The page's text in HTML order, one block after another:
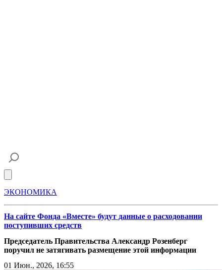
ЭКОНОМИКА
На сайте Фонда «Вместе» будут данные о расходовании
поступивших средств
Председатель Правительства Александр Розенберг
поручил не затягивать размещение этой информации
01 Июн., 2026, 16:55